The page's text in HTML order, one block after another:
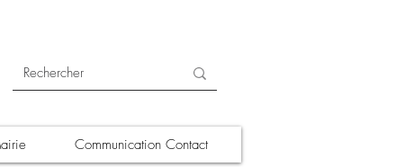
Communication Contact